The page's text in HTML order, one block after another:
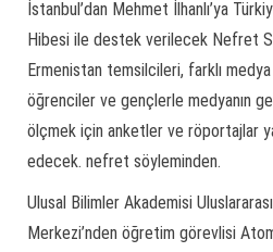
İstanbul’dan Mehmet İlhanlı’ya
Hibesi ile destek verilecek Nefret
Ermenistan temsilcileri, farklı medya
öğrenciler ve gençlerle medyanın
ölçmek için anketler ve röportajlar
edecek. nefret söyleminden.
Ulusal Bilimler Akademisi
Merkezi’nden öğretim görevlisi